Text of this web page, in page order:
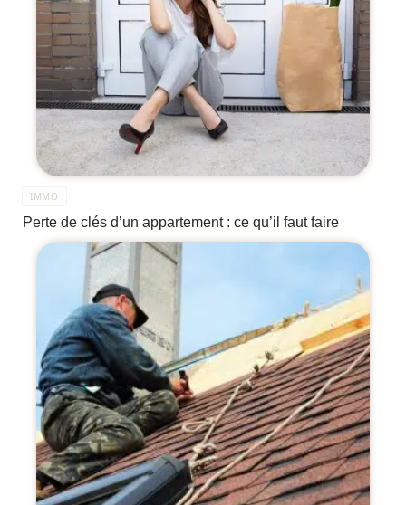
IMMO
Perte de clés d’un appartement : ce qu’il faut faire